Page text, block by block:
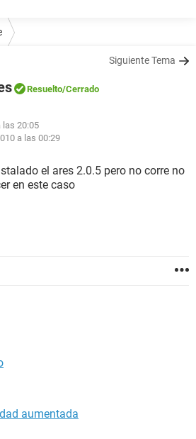
Siguiente Tema
Resuelto/Cerrado
las 20:05
a las 00:29
el ares 2.0.5 pero no corre no
en este caso
aumentada